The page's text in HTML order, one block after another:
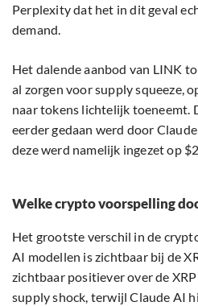
Perplexity dat het in dit geval
demand.
Het dalende aanbod van LINK
al zorgen voor supply squeeze,
naar tokens lichtelijk toeneemt.
eerder gedaan werd door
deze werd namelijk ingezet op
Welke crypto voorspelling
Het grootste verschil in de
AI modellen is zichtbaar bij de
zichtbaar positiever over de XRP
supply shock, terwijl Claude AI